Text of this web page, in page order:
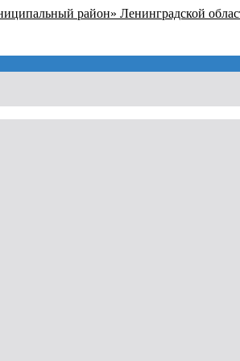
район» Ленинградской